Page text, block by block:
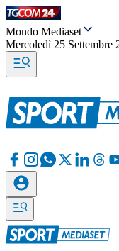
Mondo Mediaset
Mercoledì 25 Settembre